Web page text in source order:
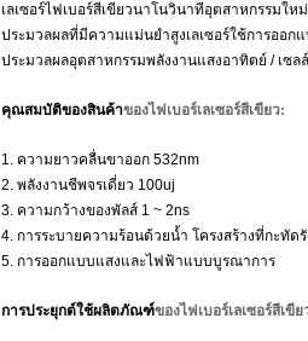
เลเซอร์ไฟเบอร์สีเขียวนาโนวินาทีอุตสาหกรรมใ
ประมวลผลที่มีความแม่นยำสูงเลเซอร์ใช้การออ
ประมวลผลอุตสาหกรรมพลังงานแสงอาทิตย์ / เซ
คุณสมบัติของสินค้าของไฟเบอร์เลเซอร์สีเขียว:
1. ความยาวคลื่นขาออก 532nm
2. พลังงานชีพจรเดี่ยว 100uj
3. ความกว้างของพัลส์ 1 ~ 2ns
4. การระบายความร้อนด้วยน้ำ โครงสร้างที่กะทัด
5. การออกแบบแสงและไฟฟ้าแบบบูรณาการ
การประยุกต์ใช้ผลิตภัณฑ์ของไฟเบอร์เลเซอร์สีเขีย